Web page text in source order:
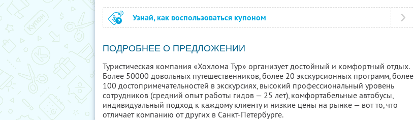
Узнай, как воспользоваться купоном
ПОДРОБНЕЕ О ПРЕДЛОЖЕНИИ
Туристическая компания «Хохлома Тур» организует достойный и комфортный отдых.
Более 50000 довольных путешественников, более 20 экскурсионных программ, более
100 достопримечательностей в экскурсиях, высокий профессиональный уровень
сотрудников (средний опыт работы гидов — 25 лет), комфортабельные автобусы,
индивидуальный подход к каждому клиенту и низкие цены на рынке — вот то, что
отличает компанию от других в Санкт-Петербурге.